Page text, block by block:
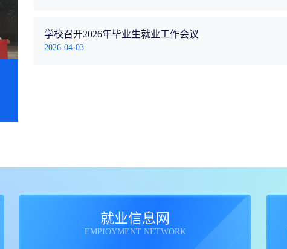
学校召开2026年毕业生就业工作会议
2026-04-03
就业信息网
EMPIOYMENT NETWORK